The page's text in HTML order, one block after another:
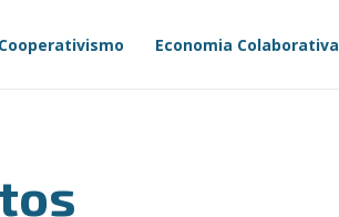
Cooperativismo Economia Colaborativa